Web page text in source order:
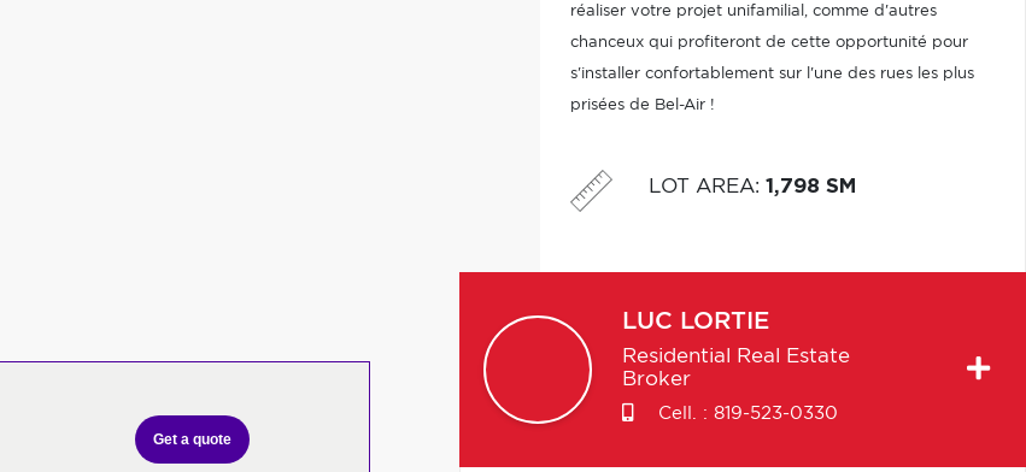
réaliser votre projet unifamilial, comme d'autres
chanceux qui profiteront de cette opportunité pour
s'installer confortablement sur l'une des rues les plus
prisées de Bel-Air !
LOT AREA: 1,798 SM
Get a quote
LUC LORTIE
Residential Real Estate
Broker
Cell. : 819-523-0330